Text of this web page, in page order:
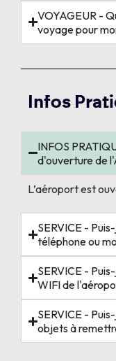
VOYAGEUR -
voyage pour
Infos
INFOS
d'ouverture de
L’aéroport est
SERVICE -
téléphone ou
SERVICE -
WIFI de
SERVICE -
objets à